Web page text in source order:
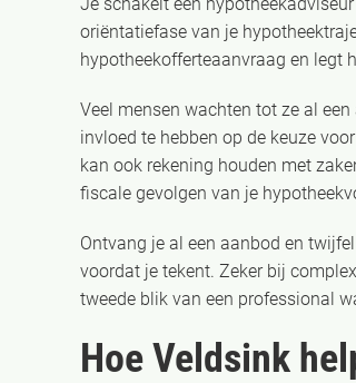
oriëntatiefase van je
hypotheekofferteaanvraag en legt
Veel mensen wachten tot ze al
invloed te hebben op de keuze
kan ook rekening houden met
fiscale gevolgen van je
Ontvang je al een aanbod en
voordat je tekent. Zeker bij
tweede blik van een professional
Hoe Veldsink